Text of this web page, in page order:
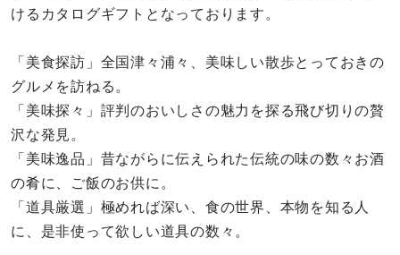
けるカタログギフトとなっております。
「美食探訪」全国津々浦々、美味しい散歩とっておきの
グルメを訪ねる。
「美味探々」評判のおいしさの魅力を探る飛び切りの贅
沢な発見。
「美味逸品」昔ながらに伝えられた伝統の味の数々お酒
の肴に、ご飯のお供に。
「道具厳選」極めれば深い、食の世界、本物を知る人
に、是非使って欲しい道具の数々。